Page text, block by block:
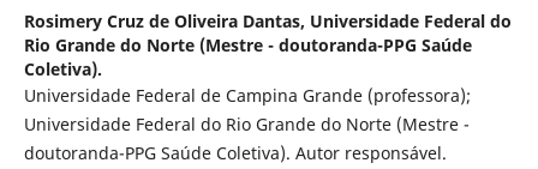
Rosimery Cruz de Oliveira Dantas, Universidade Federal do
Rio Grande do Norte (Mestre - doutoranda-PPG Saúde
Coletiva).
Universidade Federal de Campina Grande (professora);
Universidade Federal do Rio Grande do Norte (Mestre -
doutoranda-PPG Saúde Coletiva). Autor responsável.